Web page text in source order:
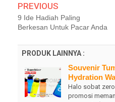
PREVIOUS
9 Ide Hadiah Paling
Berkesan Untuk Pacar Anda
PRODUK LAINNYA :
Souvenir
Hydration
Halo sobat
promosi